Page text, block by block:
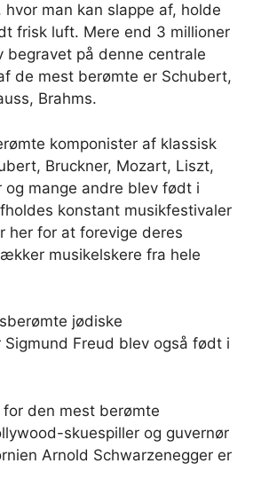
hvor man kan slappe af, holde
frisk luft. Mere end 3 millioner
begravet på denne centrale
de mest berømte er Schubert,
Brahms.
komponister af klassisk
Bruckner, Mozart, Liszt,
og mange andre blev født i
konstant musikfestivaler
her for at forevige deres
musikelskere fra hele
jødiske
Sigmund Freud blev også født i
den mest berømte
skuespiller og guvernør
Arnold Schwarzenegger er